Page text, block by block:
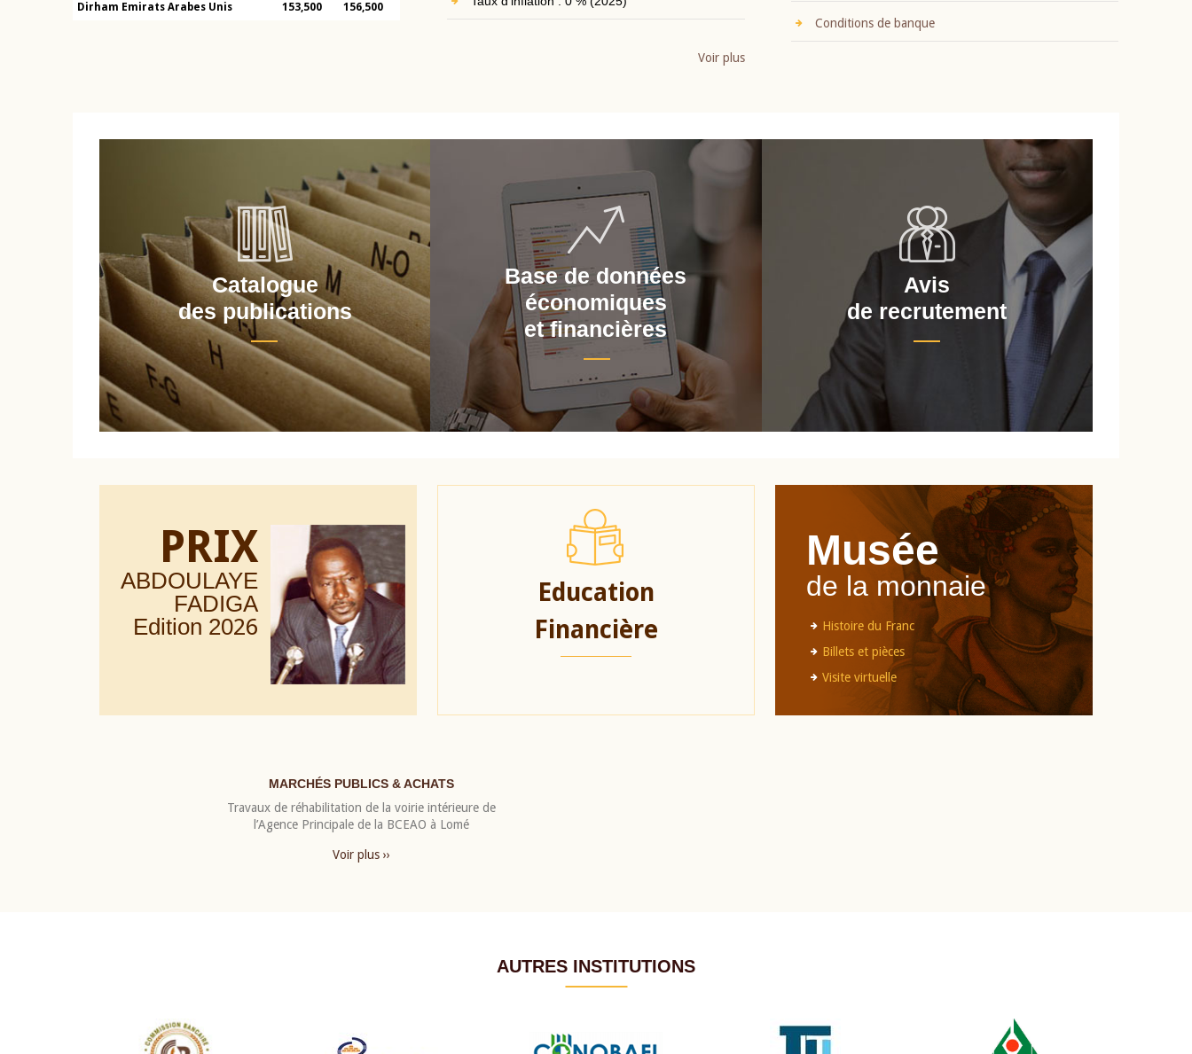
Dirham Emirats Arabes Unis 153,500 156,500
Voir plus
Conditions de banque
Catalogue
des publications
Base de données
économiques
et financières
Avis
de recrutement
PRIX
ABDOULAYE
FADIGA
Edition 2026
Education
Financière
Musée
de la monnaie
Histoire du Franc
Billets et pièces
Visite virtuelle
MARCHÉS PUBLICS & ACHATS
Travaux de réhabilitation de la voirie intérieure de
l’Agence Principale de la BCEAO à Lomé
Voir plus ››
AUTRES INSTITUTIONS